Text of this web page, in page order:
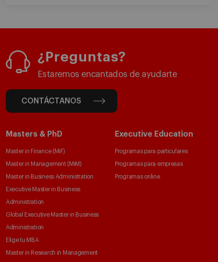
¿Preguntas?
Estaremos encantados de ayudarte
CONTÁCTANOS
Masters & PhD
Master in Finance (MiF)
Master in Management (MiM)
Master in Business Administration
Executive Master in Business
Administration
Global Executive Master in Business
Administration
Elige tu MBA
Master in Research in Management
Executive Education
Programas para particulares
Programas para empresas
Programas online